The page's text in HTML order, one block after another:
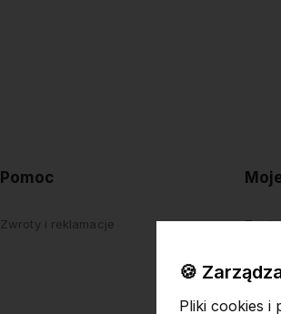
Pomoc
Zwroty i reklamacje
🍪
Pliki cookies i